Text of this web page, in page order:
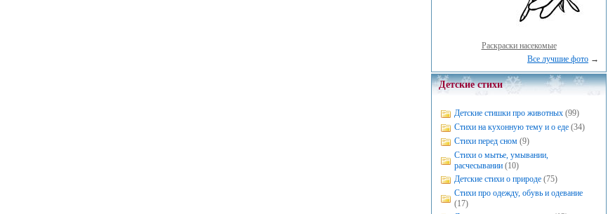
Раскраски насекомые
Все лучшие фото →
Детские стихи
Детские стишки про животных (99)
Стихи на кухонную тему и о еде (34)
Стихи перед сном (9)
Стихи о мытье, умывании,
расчесывании (10)
Детские стихи о природе (75)
Стихи про одежду, обувь и одевание
(17)